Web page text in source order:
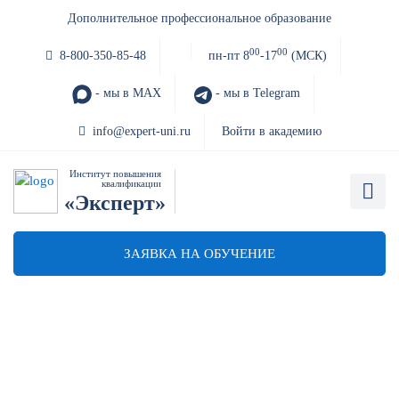
Дополнительное профессиональное образование
8-800-350-85-48 пн-пт 800-1700 (МСК)
- мы в MAX - мы в Telegram
info@expert-uni.ru Войти в академию
Институт повышения
квалификации
«Эксперт»
ЗАЯВКА НА ОБУЧЕНИЕ